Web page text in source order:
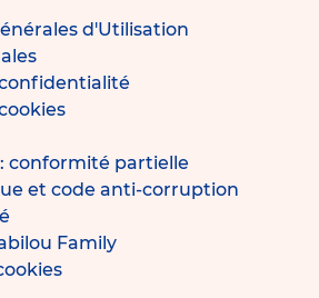
d'Utilisation
conformité partielle
et code anti-corruption
Family